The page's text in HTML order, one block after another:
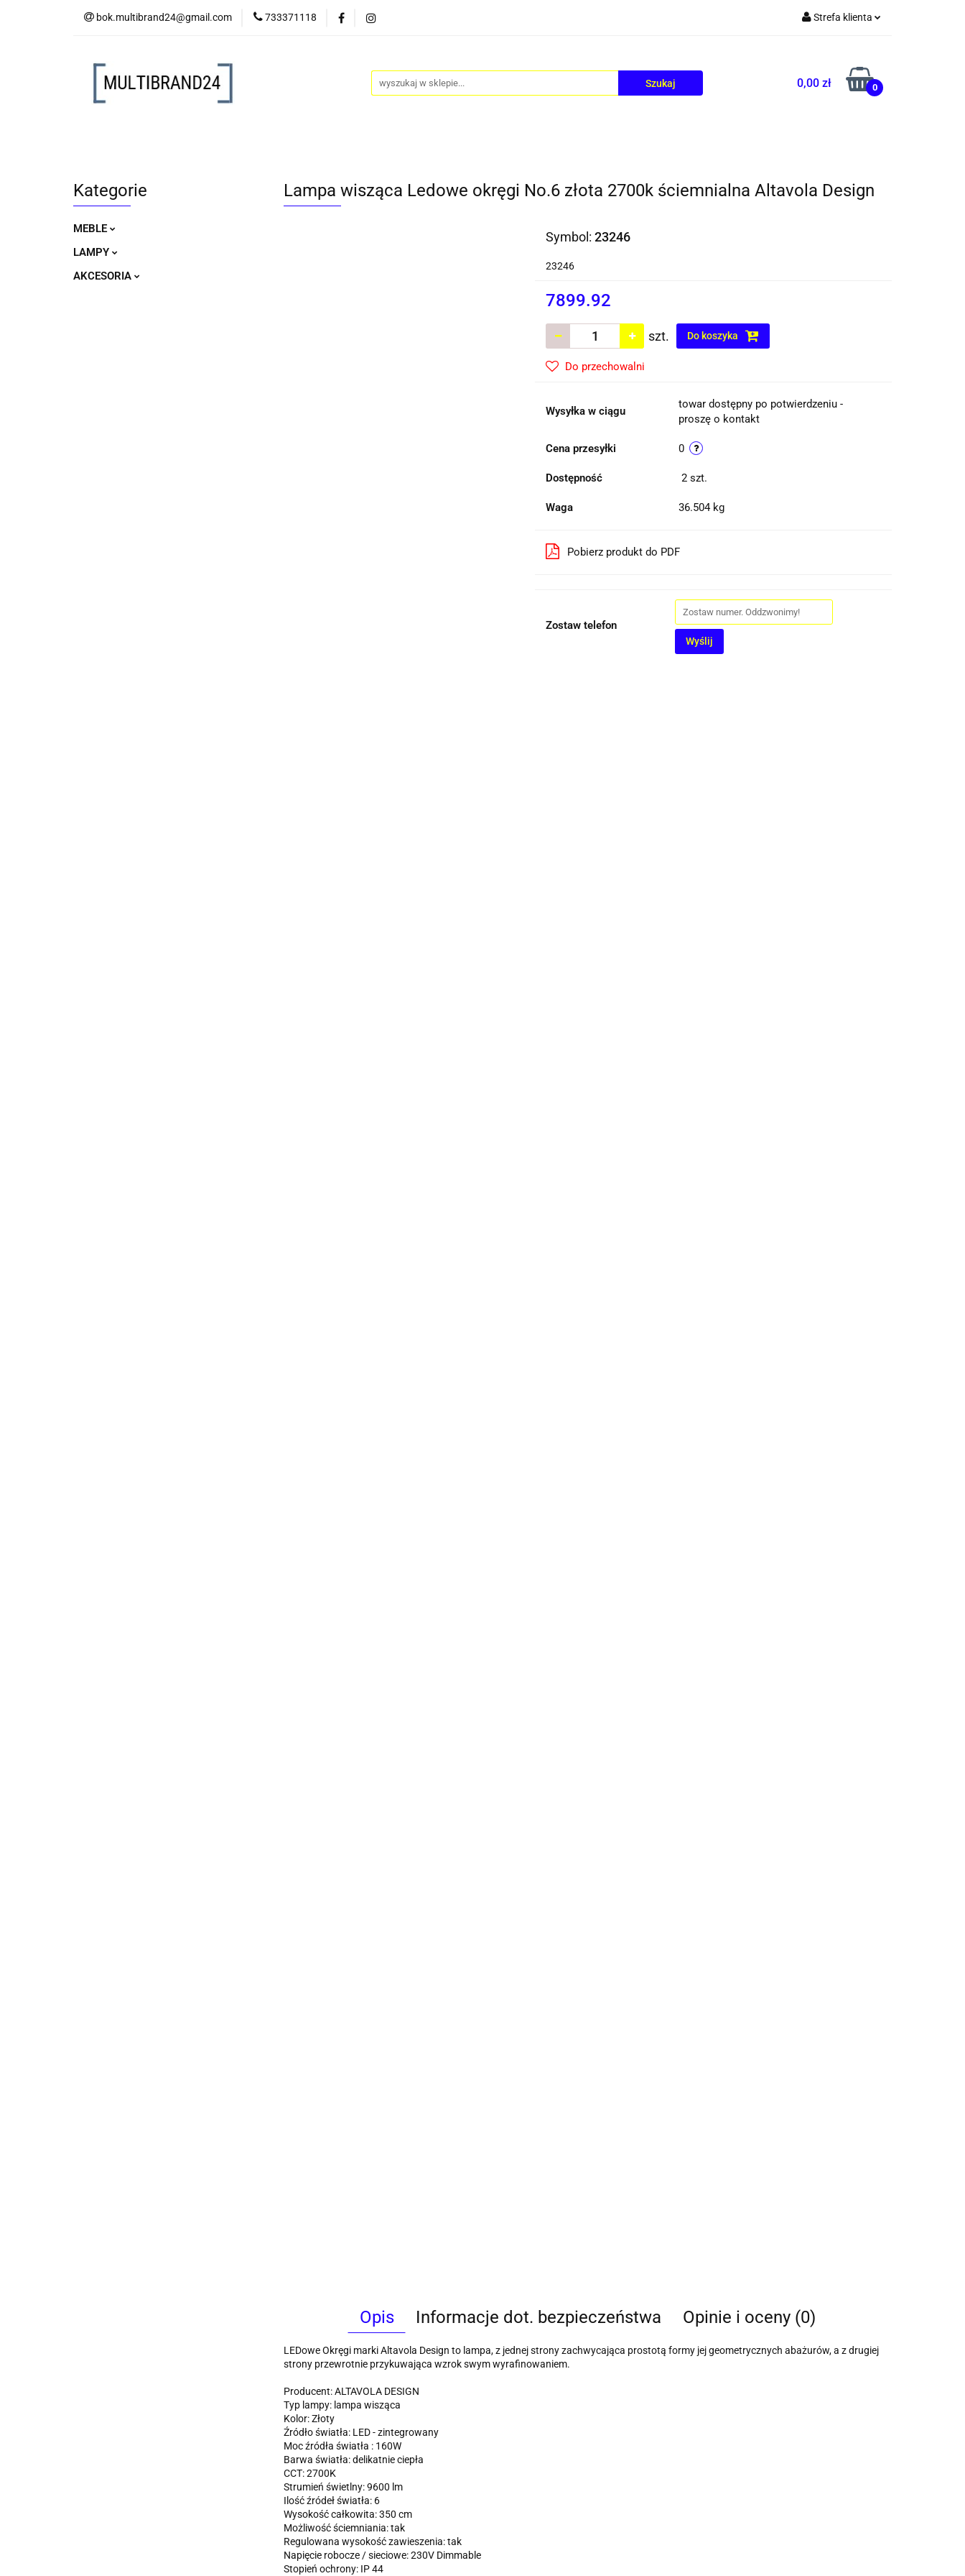
bok.multibrand24@gmail.com 733371118 Strefa klienta
Zarejestruj się
Dodaj zgłoszenie
0,00 zł 0
MEBLE LAMPY AKCESORIA
Kategorie
MEBLE
LAMPY
AKCESORIA
Lampa wisząca Ledowe okręgi No.6 złota 2700k ściemnialna Altavola Design
Symbol:23246
23246
7899.92
szt. Do koszyka
Do przechowalni
Wysyłka w ciągu
towar dostępny po potwierdzeniu -
proszę o kontakt
Cena przesyłki 0
Dostępność 2 szt.
Waga 36.504 kg
Pobierz produkt do PDF
Zostaw telefon
Wyślij
Opis Informacje dot. bezpieczeństwa Opinie i oceny (0)
LEDowe Okręgi marki Altavola Design to lampa, z jednej strony zachwycająca prostotą formy jej geometrycznych abażurów, a z drugiej
strony przewrotnie przykuwająca wzrok swym wyrafinowaniem.
Producent: ALTAVOLA DESIGN
Typ lampy: lampa wisząca
Kolor: Złoty
Źródło światła: LED - zintegrowany
Moc źródła światła : 160W
Barwa światła: delikatnie ciepła
CCT: 2700K
Strumień świetlny: 9600 lm
Ilość źródeł światła: 6
Wysokość całkowita: 350 cm
Możliwość ściemniania: tak
Regulowana wysokość zawieszenia: tak
Napięcie robocze / sieciowe: 230V Dimmable
Stopień ochrony: IP 44